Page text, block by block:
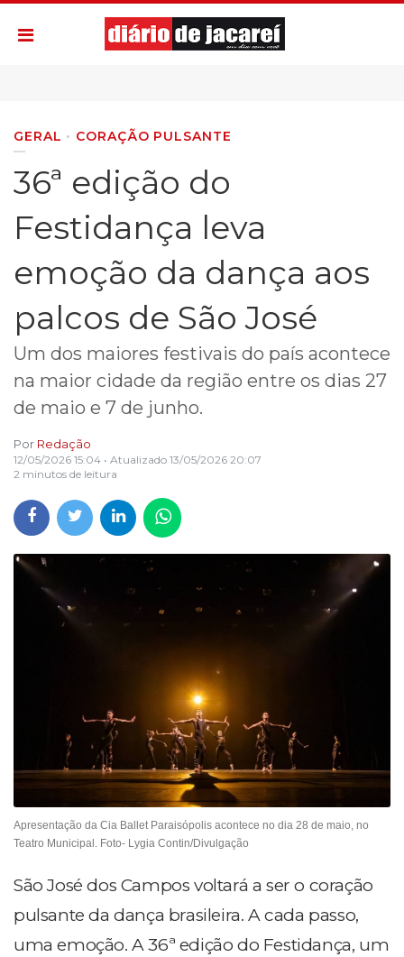
GERAL CORAÇÃO PULSANTE
36ª edição do
Festidança leva
emoção da dança aos
palcos de São José
Um dos maiores festivais do país acontece
na maior cidade da região entre os dias 27
de maio e 7 de junho.
Por Redação
12/05/2026 15:04 • Atualizado 13/05/2026 20:07
2 minutos de leitura
Apresentação da Cia Ballet Paraisópolis acontece no dia 28 de maio, no
Teatro Municipal. Foto- Lygia Contin/Divulgação
São José dos Campos voltará a ser o coração
pulsante da dança brasileira. A cada passo,
uma emoção. A 36ª edição do Festidança, um